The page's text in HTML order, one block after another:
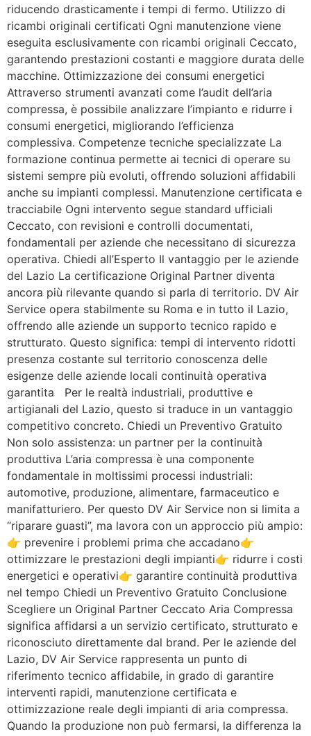
riducendo drasticamente i tempi di fermo. Utilizzo di
ricambi originali certificati Ogni manutenzione viene
eseguita esclusivamente con ricambi originali Ceccato,
garantendo prestazioni costanti e maggiore durata delle
macchine. Ottimizzazione dei consumi energetici
Attraverso strumenti avanzati come l’audit dell’aria
compressa, è possibile analizzare l’impianto e ridurre i
consumi energetici, migliorando l’efficienza
complessiva. Competenze tecniche specializzate La
formazione continua permette ai tecnici di operare su
sistemi sempre più evoluti, offrendo soluzioni affidabili
anche su impianti complessi. Manutenzione certificata e
tracciabile Ogni intervento segue standard ufficiali
Ceccato, con revisioni e controlli documentati,
fondamentali per aziende che necessitano di sicurezza
operativa. Chiedi all’Esperto Il vantaggio per le aziende
del Lazio La certificazione Original Partner diventa
ancora più rilevante quando si parla di territorio. DV Air
Service opera stabilmente su Roma e in tutto il Lazio,
offrendo alle aziende un supporto tecnico rapido e
strutturato. Questo significa: tempi di intervento ridotti
presenza costante sul territorio conoscenza delle
esigenze delle aziende locali continuità operativa
garantita Per le realtà industriali, produttive e
artigianali del Lazio, questo si traduce in un vantaggio
competitivo concreto. Chiedi un Preventivo Gratuito
Non solo assistenza: un partner per la continuità
produttiva L’aria compressa è una componente
fondamentale in moltissimi processi industriali:
automotive, produzione, alimentare, farmaceutico e
manifatturiero. Per questo DV Air Service non si limita a
“riparare guasti”, ma lavora con un approccio più ampio:
👉 prevenire i problemi prima che accadano👉
ottimizzare le prestazioni degli impianti👉 ridurre i costi
energetici e operativi👉 garantire continuità produttiva
nel tempo Chiedi un Preventivo Gratuito Conclusione
Scegliere un Original Partner Ceccato Aria Compressa
significa affidarsi a un servizio certificato, strutturato e
riconosciuto direttamente dal brand. Per le aziende del
Lazio, DV Air Service rappresenta un punto di
riferimento tecnico affidabile, in grado di garantire
interventi rapidi, manutenzione certificata e
ottimizzazione reale degli impianti di aria compressa.
Quando la produzione non può fermarsi, la differenza la